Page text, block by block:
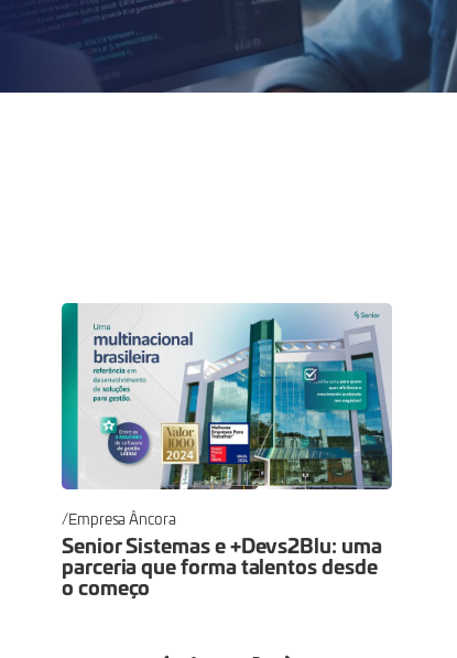
Empresa Âncora
Senior Sistemas e +Devs2Blu: uma
parceria que forma talentos desde
o começo